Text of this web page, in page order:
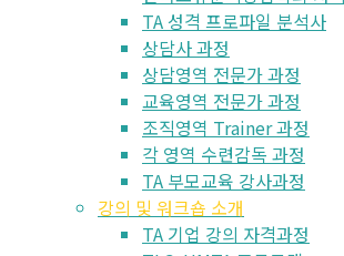
TA 성격 프로파일 분석사
상담사 과정
상담영역 전문가 과정
교육영역 전문가 과정
조직영역 Trainer 과정
각 영역 수련감독 과정
TA 부모교육 강사과정
강의 및 워크숍 소개
TA 기업 강의 자격과정